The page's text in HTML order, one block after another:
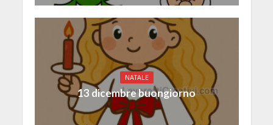
NATALE
13 dicembre buongiorno